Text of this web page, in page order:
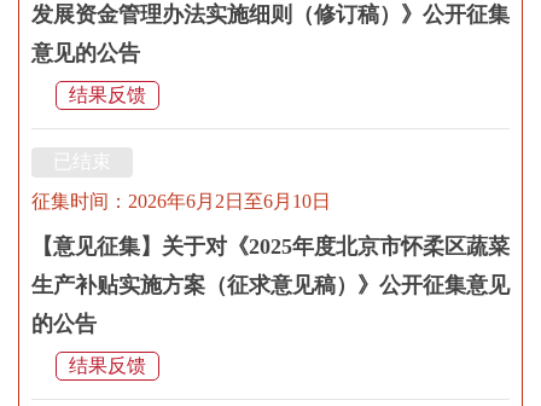
发展资金管理办法实施细则（修订稿）》公开征集
意见的公告
结果反馈
已结束
征集时间：2026年6月2日至6月10日
【意见征集】关于对《2025年度北京市怀柔区蔬菜
生产补贴实施方案（征求意见稿）》公开征集意见
的公告
结果反馈